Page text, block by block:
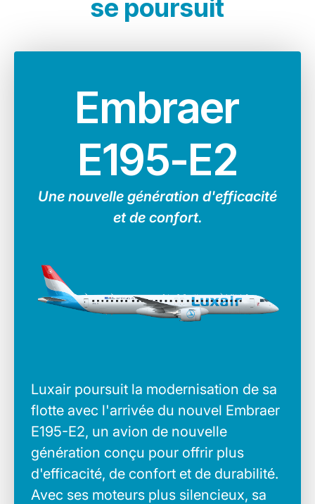
avion plus vert et moins bruyant qui n’a, en
outre, rien à envier à ses concurrents en
Nombre
d’appareils
11
Havilland
Aircraft of
Canada
76
Pratt &
Whitney
Canada
PW-150A
décollage
28.998 Kg
5.221 Kg
Longueur
32.83 m
Hauteur
8.34 m
Envergure
28.42 m
se poursuit
Embraer
E195-E2
Une nouvelle génération d'efficacité
et de confort.
Luxair poursuit la modernisation de sa
flotte avec l'arrivée du nouvel Embraer
E195-E2, un avion de nouvelle
génération conçu pour offrir plus
d'efficacité, de confort et de durabilité.
Avec ses moteurs plus silencieux, sa